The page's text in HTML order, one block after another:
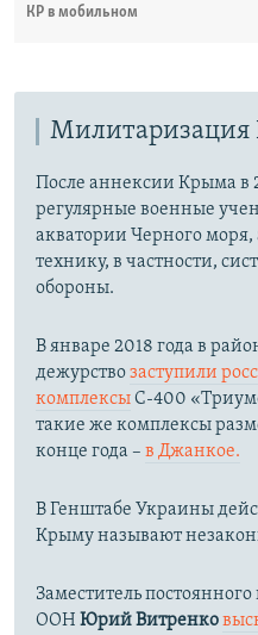
КР в мобильном
После аннексии Крыма в
регулярные военные
акватории Черного
технику, в частности,
обороны.
​В январе 2018 года в
дежурствозаступили
комплексыС-400
такие же комплексы
конце года – в Джанкое.
В Генштабе Украины
Крыму называют
Заместитель
ООН Юрий Витренко